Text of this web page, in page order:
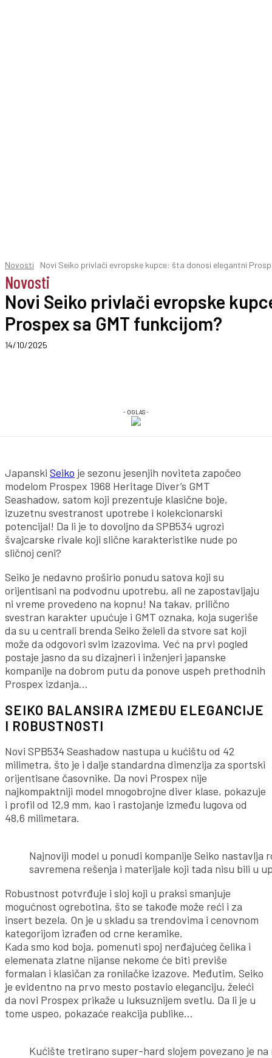
Novosti Novi Seiko privlači evropske kupce: šta donosi elegantni
Novosti
Novi Seiko privlači evropske
Prospex sa GMT funkcijom?
14/10/2025
- OGLAS -
Japanski Seiko je sezonu jesenjih noviteta započeo
modelom Prospex 1968 Heritage Diver’s GMT
Seashadow, satom koji prezentuje klasične boje,
izuzetnu svestranost upotrebe i kolekcionarski
potencijal! Da li je to dovoljno da SPB534 ugrozi
švajcarske rivale koji slične karakteristike nude po
sličnoj ceni?
Seiko je nedavno proširio ponudu satova koji su
orijentisani na podvodnu upotrebu, ali ne zapostavljaju
ni vreme provedeno na kopnu! Na takav, prilično
svestran karakter upućuje i GMT oznaka, koja sugeriše
da su u centrali brenda Seiko želeli da stvore sat koji
može da odgovori svim izazovima. Već na prvi pogled
postaje jasno da su dizajneri i inženjeri japanske
kompanije na dobrom putu da ponove uspeh prethodnih
Prospex izdanja…
SEIKO BALANSIRA IZMEĐU ELEGANCIJE
I ROBUSTNOSTI
Novi SPB534 Seashadow nastupa u kućištu od 42
milimetra, što je i dalje standardna dimenzija za sportski
orijentisane časovnike. Da novi Prospex nije
najkompaktniji model mnogobrojne diver klase, pokazuje
i profil od 12,9 mm, kao i rastojanje između lugova od
48,6 milimetara.
Najnoviji model u ponudi kompanije Seiko
savremena rešenja i materijale koji tada nisu bili u
Robustnost potvrđuje i sloj koji u praksi smanjuje
mogućnost ogrebotina, što se takođe može reći i za
insert bezela. On je u skladu sa trendovima i cenovnom
kategorijom izrađen od crne keramike.
Kada smo kod boja, pomenuti spoj nerđajućeg čelika i
elemenata zlatne nijanse nekome će biti previše
formalan i klasičan za ronilačke izazove. Međutim, Seiko
je evidentno na prvo mesto postavio eleganciju, želeći
da novi Prospex prikaže u luksuznijem svetlu. Da li je u
tome uspeo, pokazaće reakcija publike…
Kućište tretirano super-hard slojem povezano je